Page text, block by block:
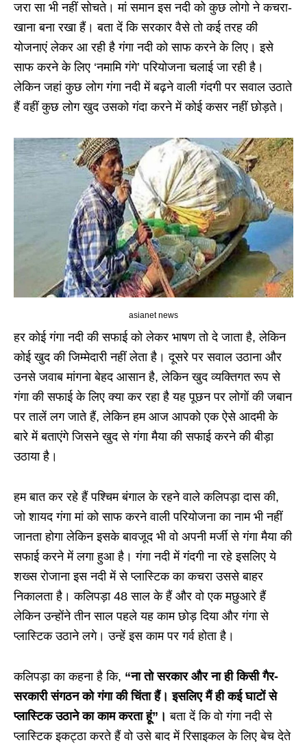
जरा सा भी नहीं सोचते। मां समान इस नदी को कुछ लोगो ने कचरा-
खाना बना रखा हैं। बता दें कि सरकार वैसे तो कई तरह की
योजनाएं लेकर आ रही है गंगा नदी को साफ करने के लिए। इसे
साफ करने के लिए ‘नमामि गंगे’ परियोजना चलाई जा रही है।
लेकिन जहां कुछ लोग गंगा नदी में बढ़ने वाली गंदगी पर सवाल उठाते
हैं वहीं कुछ लोग खुद उसको गंदा करने में कोई कसर नहीं छोड़ते।
asianet news
हर कोई गंगा नदी की सफाई को लेकर भाषण तो दे जाता है, लेकिन
कोई खुद की जिम्मेदारी नहीं लेता है। दूसरे पर सवाल उठाना और
उनसे जवाब मांगना बेहद आसान है, लेकिन खुद व्यक्तिगत रूप से
गंगा की सफाई के लिए क्या कर रहा है यह पूछन पर लोगों की जबान
पर तालें लग जाते हैं, लेकिन हम आज आपको एक ऐसे आदमी के
बारे में बताएंगे जिसने खुद से गंगा मैया की सफाई करने की बीड़ा
उठाया है।
हम बात कर रहे हैं पश्चिम बंगाल के रहने वाले कलिपड़ा दास की,
जो शायद गंगा मां को साफ करने वाली परियोजना का नाम भी नहीं
जानता होगा लेकिन इसके बावजूद भी वो अपनी मर्जी से गंगा मैया की
सफाई करने में लगा हुआ है। गंगा नदी में गंदगी ना रहे इसलिए ये
शख्स रोजाना इस नदी में से प्लास्टिक का कचरा उससे बाहर
निकालता है। कलिपड़ा 48 साल के हैं और वो एक मछुआरे हैं
लेकिन उन्होंने तीन साल पहले यह काम छोड़ दिया और गंगा से
प्लास्टिक उठाने लगे। उन्हें इस काम पर गर्व होता है।
कलिपड़ा का कहना है कि, “ना तो सरकार और ना ही किसी गैर-
सरकारी संगठन को गंगा की चिंता हैं। इसलिए मैं ही कई घाटों से
प्लास्टिक उठाने का काम करता हूं”। बता दें कि वो गंगा नदी से
प्लास्टिक इकट्ठा करते हैं वो उसे बाद में रिसाइकल के लिए बेच देते